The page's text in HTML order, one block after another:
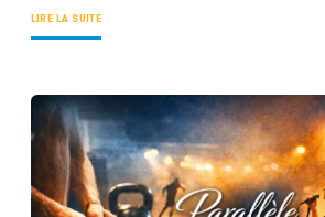
LIRE LA SUITE